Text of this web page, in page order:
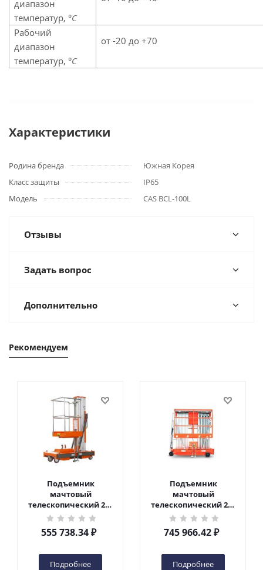
диапазон
температур, °C
Рабочий
диапазон
температур, °C
от -20 до +70
Характеристики
Родина бренда
Южная Корея
Класс защиты
IP65
Модель
CAS BCL-100L
Отзывы
Задать вопрос
Дополнительно
Рекомендуем
Подъемник
мачтовый
телескопический 200
кг 6 м TOR GTWY6-200S
DC 2-мачтовый
(автономный) (G) в
555 738.34₽
Подробнее
Подъемник
мачтовый
телескопический 200
кг 10 м TOR GTWY10-
200S DC 2-мачтовый
(автономный) (N) в
745 966.42₽
Подробнее